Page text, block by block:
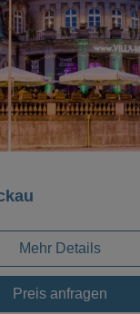
Loading...
Mehr Details
Preis anfragen